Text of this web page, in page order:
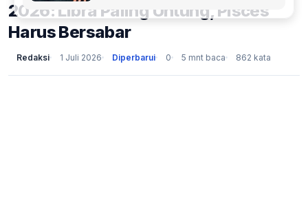
2026: Libra Paling Untung, Pisces
Harus Bersabar
Redaksi 1 Juli 2026 Diperbarui 0 5 mnt baca 862 kata